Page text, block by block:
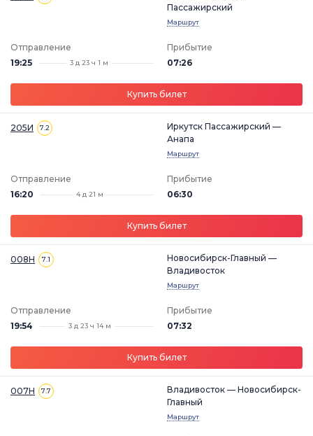
Пассажирский
Маршрут
Отправление
19:25
3 д 23 ч 1 м
Прибытие
07:26
Купить билет
205И 7.2
Иркутск Пассажирский —
Анапа
Маршрут
Отправление
16:20
4 д 21 м
Прибытие
06:30
Купить билет
008Н 7.1
Новосибирск-Главный —
Владивосток
Маршрут
Отправление
19:54
3 д 23 ч 14 м
Прибытие
07:32
Купить билет
007Н 7.7
Владивосток — Новосибирск-
Главный
Маршрут